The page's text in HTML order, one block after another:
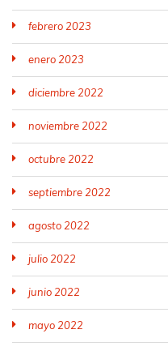
febrero 2023
enero 2023
diciembre 2022
noviembre 2022
octubre 2022
septiembre 2022
agosto 2022
julio 2022
junio 2022
mayo 2022